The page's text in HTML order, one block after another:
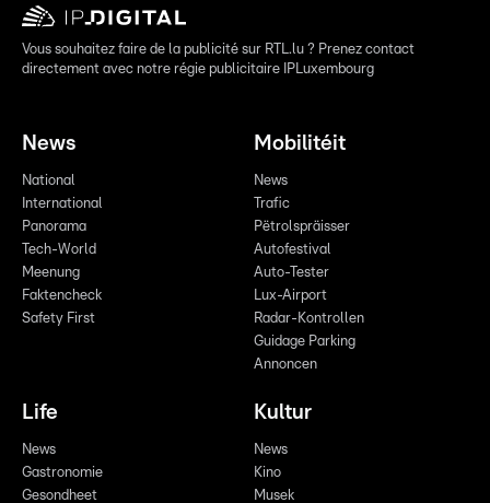
Vous souhaitez faire de la publicité sur RTL.lu ? Prenez contact
directement avec notre régie publicitaire IPLuxembourg
News
National
International
Panorama
Tech-World
Meenung
Faktencheck
Safety First
Mobilitéit
News
Trafic
Pëtrolspräisser
Autofestival
Auto-Tester
Lux-Airport
Radar-Kontrollen
Guidage Parking
Annoncen
Life
News
Gastronomie
Gesondheet
Kultur
News
Kino
Musek